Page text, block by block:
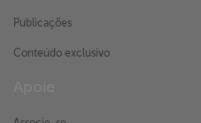
Publicações
Conteúdo exclusivo